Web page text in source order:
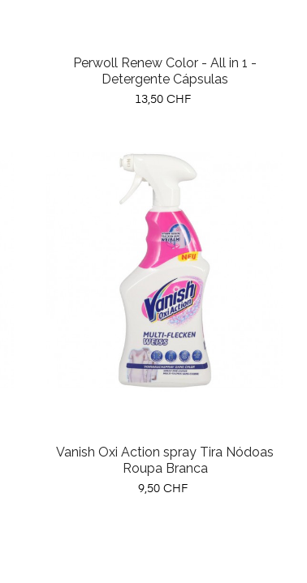
Perwoll Renew Color - All in 1 -
Detergente Cápsulas
Preço
13,50 CHF
Vanish Oxi Action spray Tira Nódoas
Roupa Branca
Preço
9,50 CHF